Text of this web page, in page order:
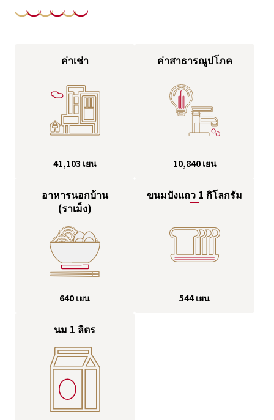
ค่าเช่า
41,103 เยน
ค่าสาธารณูปโภค
10,840 เยน
อาหารนอกบ้าน
(ราเม็ง)
640 เยน
ขนมปังแถว 1 กิโลกรัม
544 เยน
นม 1 ลิตร